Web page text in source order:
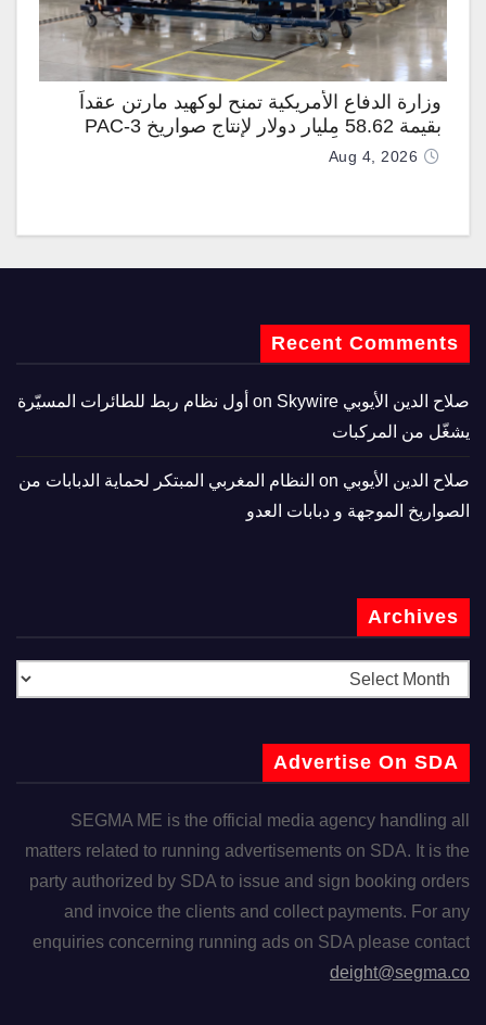
وزارة الدفاع الأمريكية تمنح لوكهيد مارتن عقداً
بقيمة 58.62 مليار دولار لإنتاج صواريخ PAC-3
المطوّرة دعماً لـ “ترسانة الحرية”
Aug 4, 2026
Recent Comments
صلاح الدين الأيوبي
Skywire أول نظام ربط للطائرات المسيّرة
يشغّل من المركبات
صلاح الدين الأيوبي
النظام المغربي المبتكر لحماية الدبابات من
الصواريخ الموجهة و دبابات العدو
Archives
Advertise On SDA
SEGMA ME is the official media agency handling all
matters related to running advertisements on SDA. It is the
party authorized by SDA to issue and sign booking orders
and invoice the clients and collect payments. For any
enquiries concerning running ads on SDA please contact
deight@segma.co